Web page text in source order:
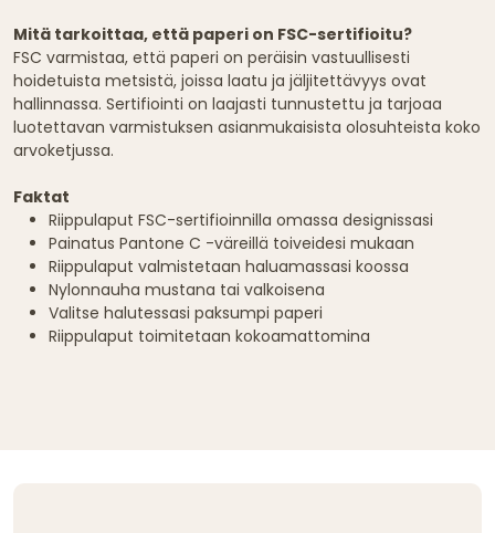
Mitä tarkoittaa, että paperi on FSC-sertifioitu?
FSC varmistaa, että paperi on peräisin vastuullisesti
hoidetuista metsistä, joissa laatu ja jäljitettävyys ovat
hallinnassa. Sertifiointi on laajasti tunnustettu ja tarjoaa
luotettavan varmistuksen asianmukaisista olosuhteista koko
arvoketjussa.
Faktat
Riippulaput FSC-sertifioinnilla omassa designissasi
Painatus Pantone C -väreillä toiveidesi mukaan
Riippulaput valmistetaan haluamassasi koossa
Nylonnauha mustana tai valkoisena
Valitse halutessasi paksumpi paperi
Riippulaput toimitetaan kokoamattomina